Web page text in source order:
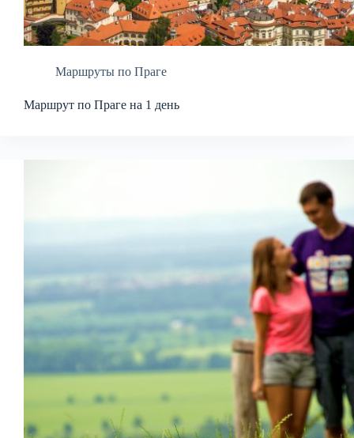
Маршруты по Праге
Маршрут по Праге на 1 день